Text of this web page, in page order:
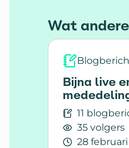
plannen
Wat
Bijna live
11
35 volgers
28